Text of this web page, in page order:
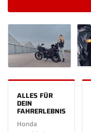
ALLES FÜR
DEIN
FAHRERLEBNIS
Honda